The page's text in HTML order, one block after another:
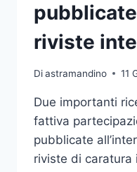
LAUREA
PER
L’A.A.
riviste
Diastramandino 11
Due importanti
fattiva
pubblicate
riviste di caratura